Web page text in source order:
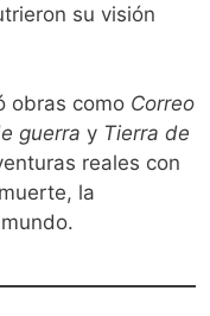
su visión
obras como Correo
guerra y Tierra de
reales con
la